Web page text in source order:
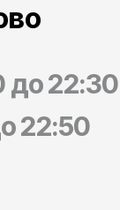
до 22:30
22:50